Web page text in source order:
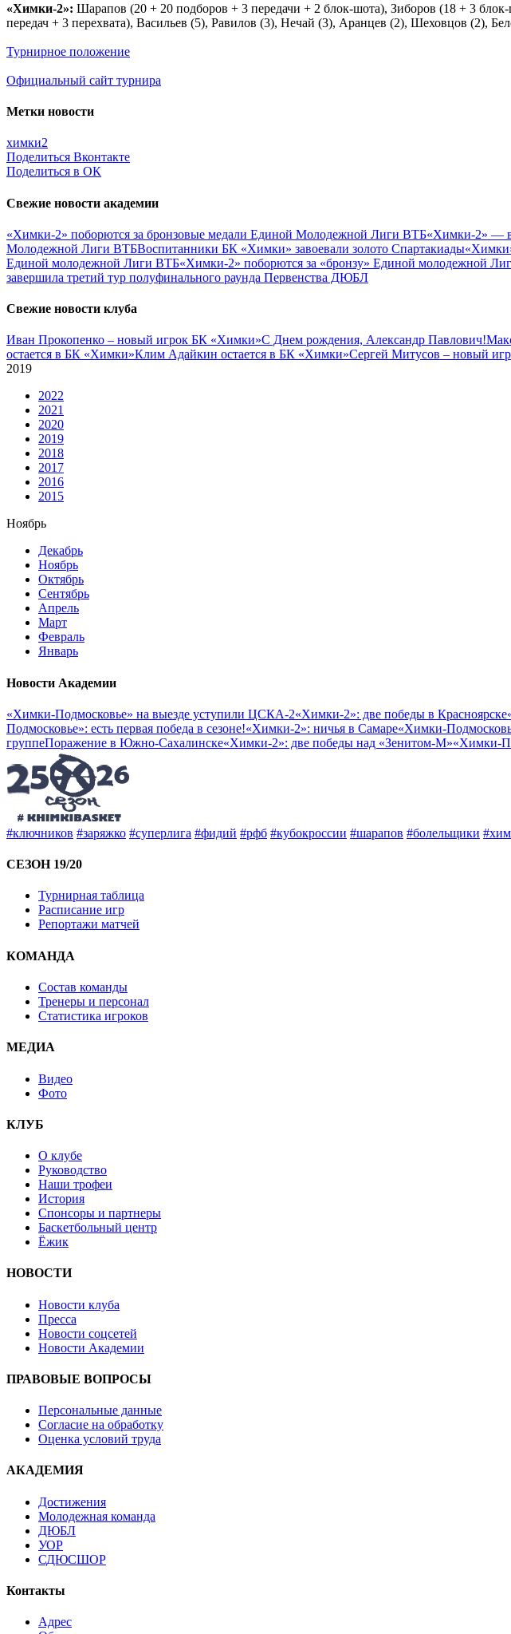
«Химки-2»: Шарапов (20 + 20 подборов + 3 передачи + 2 блок-шота), Зиборов (18 + 3
передач + 3 перехвата), Васильев (5), Равилов (3), Нечай (3), Аранцев (2), Шеховцов (2),
Турнирное положение
Официальный сайт турнира
Метки новости
химки2
Поделиться Вконтакте
Поделиться в ОК
Свежие новости академии
«Химки-2» поборются за бронзовые медали Единой Молодежной Лиги ВТБ«Химки-2» —
Молодежной Лиги ВТБВоспитанники БК «Химки» завоевали золото Спартакиады
Единой молодежной Лиги ВТБ«Химки-2» поборются за «бронзу» Единой молодежной
завершила третий тур полуфинального раунда Первенства ДЮБЛ
Свежие новости клуба
Иван Прокопенко – новый игрок БК «Химки»С Днем рождения, Александр Павлович!
остается в БК «Химки»Клим Адайкин остается в БК «Химки»Сергей Митусов – новый
2019
2022
2021
2020
2019
2018
2017
2016
2015
Ноябрь
Декабрь
Ноябрь
Октябрь
Сентябрь
Апрель
Март
Февраль
Январь
Новости Академии
«Химки-Подмосковье» на выезде уступили ЦСКА-2«Химки-2»: две победы в Красноярске
Подмосковье»: есть первая победа в сезоне!«Химки-2»: ничья в Самаре«Химки-
группеПоражение в Южно-Сахалинске«Химки-2»: две победы над «Зенитом-М»«Химки-
#ключников #заряжко #суперлига #фидий #рфб #кубокроссии #шарапов #болельщики
СЕЗОН 19/20
Турнирная таблица
Расписание игр
Репортажи матчей
КОМАНДА
Состав команды
Тренеры и персонал
Статистика игроков
МЕДИА
Видео
Фото
КЛУБ
О клубе
Руководство
Наши трофеи
История
Спонсоры и партнеры
Баскетбольный центр
Ёжик
НОВОСТИ
Новости клуба
Пресса
Новости соцсетей
Новости Академии
ПРАВОВЫЕ ВОПРОСЫ
Персональные данные
Согласие на обработку
Оценка условий труда
АКАДЕМИЯ
Достижения
Молодежная команда
ДЮБЛ
УОР
СДЮСШОР
Контакты
Адрес